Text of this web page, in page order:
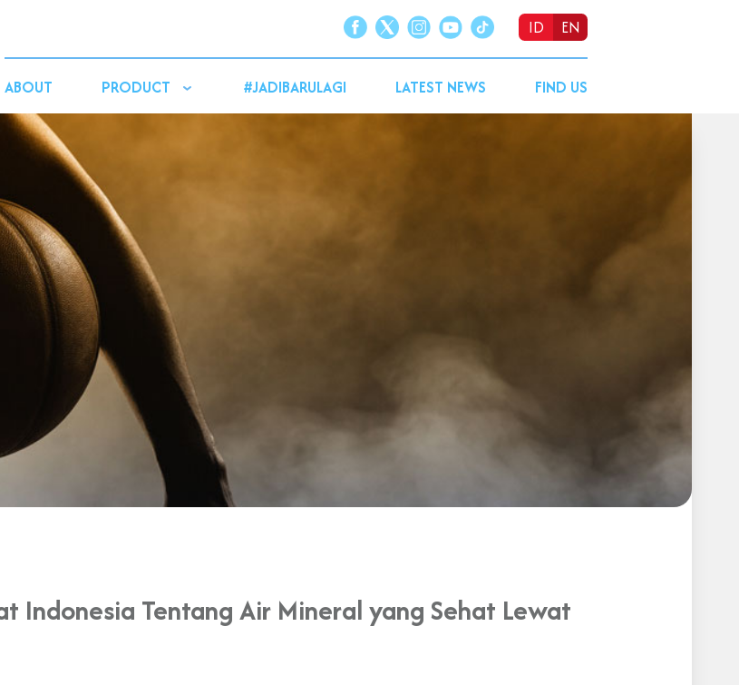
ID EN
ABOUT PRODUCT #JADIBARULAGI LATEST NEWS FIND US
Indonesia Tentang Air Mineral yang Sehat Lewat